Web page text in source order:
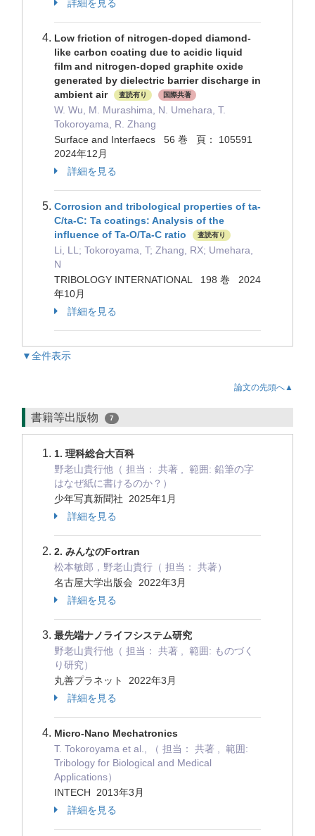
詳細を見る
Low friction of nitrogen-doped diamond-
like carbon coating due to acidic liquid
film and nitrogen-doped graphite oxide
generated by dielectric barrier discharge in
ambient air
査読有り 国際共著
W. Wu, M. Murashima, N. Umehara, T.
Tokoroyama, R. Zhang
Surface and Interfaecs 56 巻 頁： 105591
2024年12月
詳細を見る
Corrosion and tribological properties of ta-
C/ta-C: Ta coatings: Analysis of the
influence of Ta-O/Ta-C ratio
査読有り
Li, LL; Tokoroyama, T; Zhang, RX; Umehara,
N
TRIBOLOGY INTERNATIONAL 198 巻 2024
年10月
詳細を見る
▼全件表示
論文の先頭へ▲
書籍等出版物 7
1. 理科総合大百科
野老山貴行他（ 担当： 共著 , 範囲: 鉛筆の字
はなぜ紙に書けるのか？）
少年写真新聞社 2025年1月
詳細を見る
2. みんなのFortran
松本敏郎，野老山貴行（ 担当： 共著）
名古屋大学出版会 2022年3月
詳細を見る
最先端ナノライフシステム研究
野老山貴行他（ 担当： 共著 , 範囲: ものづく
り研究）
丸善プラネット 2022年3月
詳細を見る
Micro-Nano Mechatronics
T. Tokoroyama et al., （ 担当： 共著 , 範囲:
Tribology for Biological and Medical
Applications）
INTECH 2013年3月
詳細を見る